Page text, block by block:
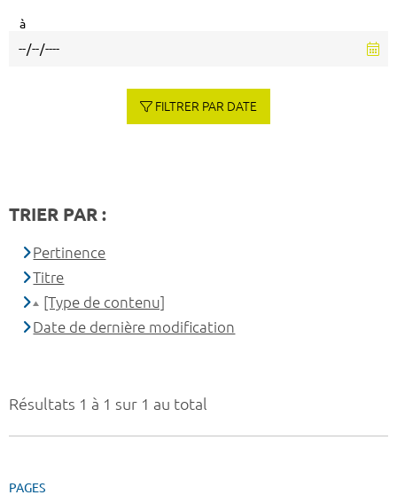
Résultats 1 à 1 sur 1 au total
PAGES
à
FILTRER PAR DATE
TRIER PAR :
Pertinence
Titre
[Type de contenu]
Date de dernière modification